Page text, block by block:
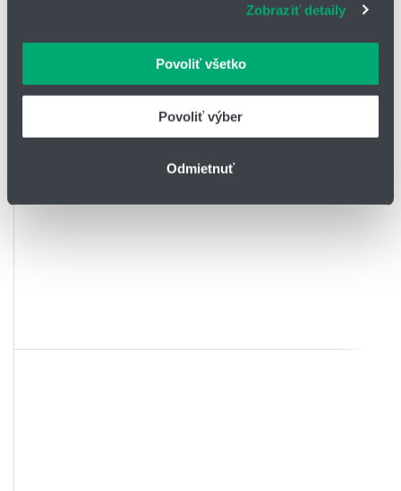
webové stránky, poskytujeme aj našim partnerom v
keď ste používali ich služby.
Zobraziť detaily
Povoliť všetko
Povoliť výber
Odmietnuť